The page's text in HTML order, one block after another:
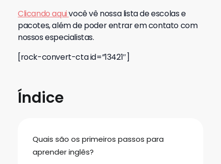
Clicando aquivocê vê nossa lista de escolas e
pacotes, além de poder entrar em contato com
nossos especialistas.
[rock-convert-cta id=”13421″]
Índice
Quais são os primeiros passos para
aprender inglês?